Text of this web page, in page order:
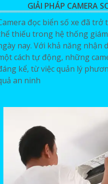
GIẢI PHÁP CAMERA
đọc biển số xe đã
thiếu trong hệ thống
nay. Với khả năng nhận
cách tự động, những
kể, từ việc quản lý
an ninh